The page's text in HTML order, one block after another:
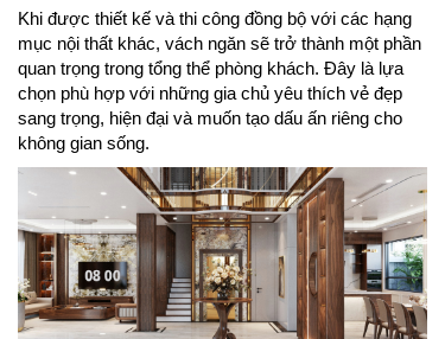
Khi được thiết kế và thi công đồng bộ với các hạng
mục nội thất khác, vách ngăn sẽ trở thành một phần
quan trọng trong tổng thể phòng khách. Đây là lựa
chọn phù hợp với những gia chủ yêu thích vẻ đẹp
sang trọng, hiện đại và muốn tạo dấu ấn riêng cho
không gian sống.